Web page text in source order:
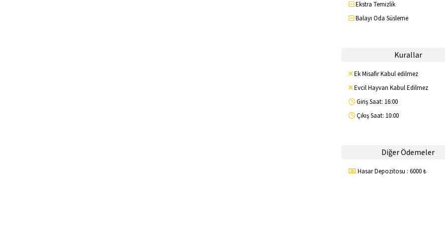
Ekstra Temizlik
Balayı Oda Süsleme
Kurallar
Ek Misafir Kabul edilmez
Evcil Hayvan Kabul Edilmez
Giriş Saat: 16:00
Çıkış Saat: 10:00
Diğer Ödemeler
Hasar Depozitosu : 6000 ₺